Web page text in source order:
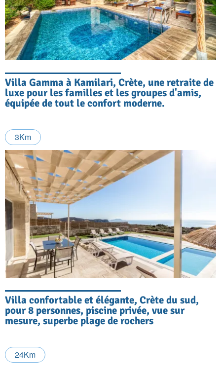
Villa Gamma à Kamilari, Crète, une retraite de
luxe pour les familles et les groupes d'amis,
équipée de tout le confort moderne.
3Km
Villa confortable et élégante, Crète du sud,
pour 8 personnes, piscine privée, vue sur
mesure, superbe plage de rochers
24Km